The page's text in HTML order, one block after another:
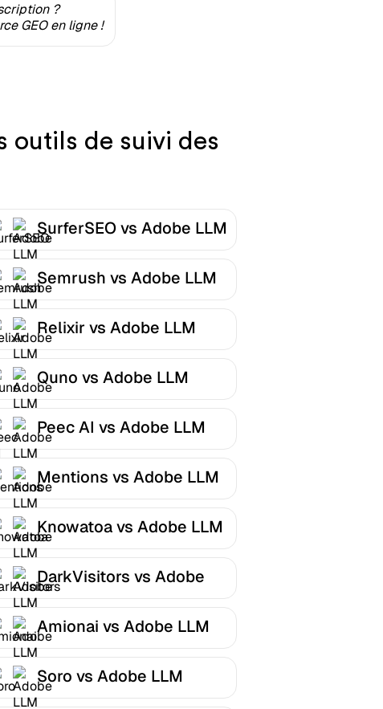
?
GEO en ligne !
outils de suivi des
SurferSEO vs Adobe LLM
Optimizer
Semrush vs Adobe LLM
Optimizer
Relixir vs Adobe LLM
Optimizer
Quno vs Adobe LLM
Optimizer
Peec AI vs Adobe LLM
Optimizer
Mentions vs Adobe LLM
Optimizer
Knowatoa vs Adobe LLM
Optimizer
DarkVisitors vs Adobe
LLM Optimizer
Amionai vs Adobe LLM
Optimizer
Soro vs Adobe LLM
Optimizer